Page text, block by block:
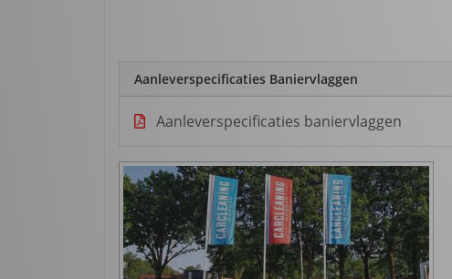
Aanleverspecificaties Baniervlaggen
Aanleverspecificaties baniervlaggen